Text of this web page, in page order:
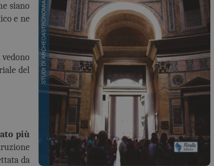
siano
e ne
del
più
da